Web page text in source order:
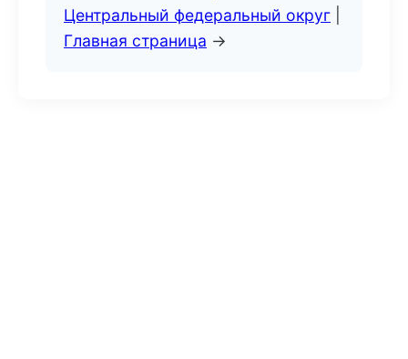
Центральный федеральный округ
Главная страница →